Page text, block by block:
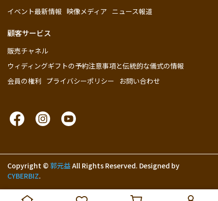
イベント最新情報 映像メディア ニュース報道
顧客サービス
販売チャネル
ウィディングギフトの予約注意事項と伝統的な儀式の情報
会員の権利 プライバシーポリシー お問い合わせ
Copyright © 郭元益All Rights Reserved. Designed by
CYBERBIZ.